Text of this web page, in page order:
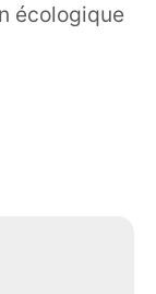
écologique